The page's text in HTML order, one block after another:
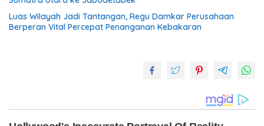
Luas Wilayah Jadi Tantangan, Regu Damkar Perusahaan
Berperan Vital Percepat Penanganan Kebakaran